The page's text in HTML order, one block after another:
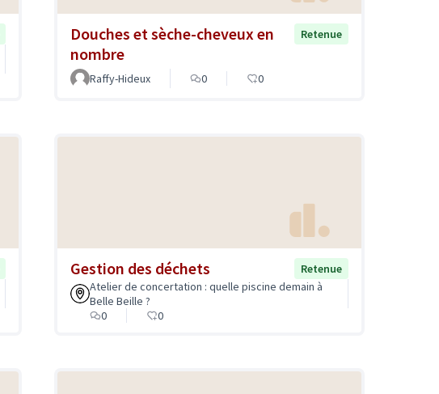
Douches et sèche-cheveux en
nombre
Retenue
Raffy-Hideux 0 0
Gestion des déchets
Retenue
Atelier de concertation : quelle piscine demain à
Belle Beille ?
0
0